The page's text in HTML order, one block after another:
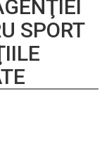
SPORT